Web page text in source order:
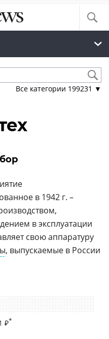
Все категории 199231 ▼
в 1942 г. –
в эксплуатации
свою аппаратуру
, выпускаемые в России
₽*